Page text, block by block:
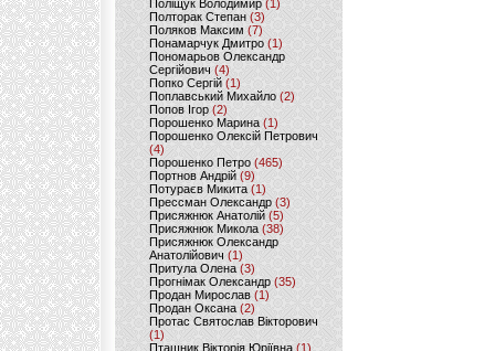
Поліщук Володимир (1)
Полторак Степан(3)
Поляков Максим (7)
Понамарчук Дмитро (1)
Пономарьов Олександр
Сергійович(4)
Попко Сергій (1)
Поплавський Михайло (2)
Попов Ігор(2)
Порошенко Марина (1)
Порошенко Олексій Петрович
(4)
Порошенко Петро (465)
Портнов Андрій (9)
Потураєв Микита(1)
Прессман Олександр(3)
Присяжнюк Анатолій (5)
Присяжнюк Микола (38)
Присяжнюк Олександр
Анатолійович (1)
Притула Олена (3)
Прогнімак Олександр(35)
Продан Мирослав(1)
Продан Оксана (2)
Протас Святослав Вікторович
(1)
Пташник Вікторія Юріївна (1)